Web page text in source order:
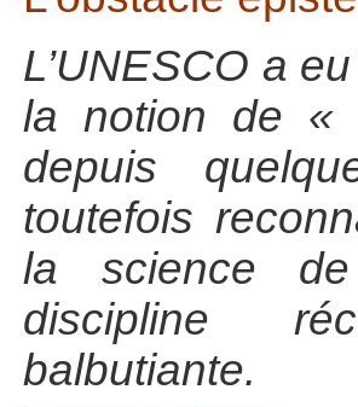
L’UNESCO a
la notion de «
depuis
toutefois
la science
discipline
balbutiante.